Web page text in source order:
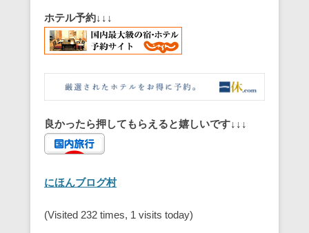
ホテル予約↓↓↓
良かったら押してもらえると嬉しいです↓↓↓
にほんブログ村
(Visited 232 times, 1 visits today)